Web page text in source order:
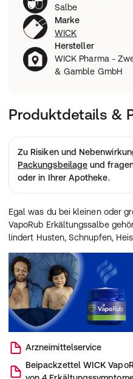
Salbe
Marke
WICK
Hersteller
WICK Pharma -
& Gamble GmbH
Produktdetails &
Zu Risiken und
Packungsbeilage und
oder in Ihrer Apotheke.
Egal was du bei kleinen oder
VapoRub Erkältungssalbe
lindert Husten, Schnupfen,
Arzneimittelservice
Beipackzettel WICK